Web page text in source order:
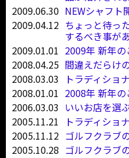
2009.06.30 NEWシャフト
2009.04.12 ちょっと待っ
するべき事が
2009.01.01 2009年 新年
2008.04.25 間違えだらけ
2008.03.03
トラディショ
2008.01.01 2008年 新年
2006.03.03 いいお店を選
2005.11.21
トラディショ
2005.11.12 ゴルフクラブ
2005.10.28 ゴルフクラブ